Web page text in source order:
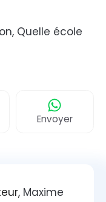
, Quelle école
Envoyer
Maxime